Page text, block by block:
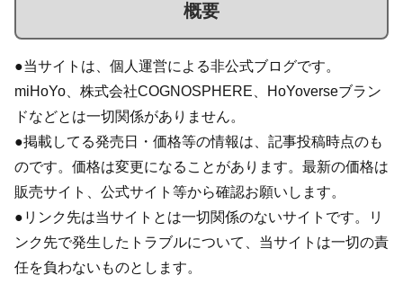
概要
●当サイトは、個人運営による非公式ブログです。
miHoYo、株式会社COGNOSPHERE、HoYoverseブラン
ドなどとは一切関係がありません。
●掲載してる発売日・価格等の情報は、記事投稿時点のも
のです。価格は変更になることがあります。最新の価格は
販売サイト、公式サイト等から確認お願いします。
●リンク先は当サイトとは一切関係のないサイトです。リ
ンク先で発生したトラブルについて、当サイトは一切の責
任を負わないものとします。